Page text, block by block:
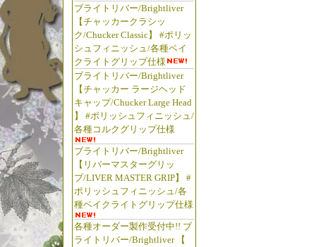
ブライトリバー/Brightliver
【チャッカークラシッ
ク/Chucker Classic】 #ポリッ
シュフィニッシュ/各種ベイ
クライトグリップ仕様
ブライトリバー/Brightliver
【チャッカー ラージヘッド
キャップ/Chucker Large Head
】 #ポリッシュフィニッシュ/
各種コルクグリップ仕様
ブライトリバー/Brightliver
【リバーマスターグリッ
プ/LIVER MASTER GRIP】 #
ポリッシュフィニッシュ/各
種ベイクライトグリップ仕様
各種オーダー製作受付中!! ブ
ライトリバー/Brightliver 【